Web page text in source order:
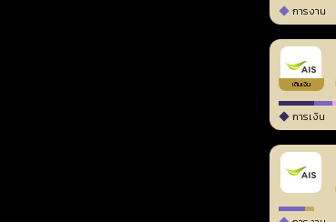
การงาน
เติมเงิน
การเงิน